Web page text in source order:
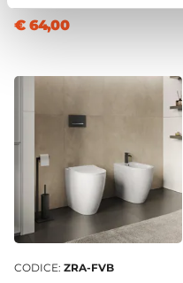
Dimensione Lavabo
61 x 46,5 cm
44 x 26,5 cm
13 cm
Posizione Lavabo
Centro
Foro Troppopieno
Sì
Predisposizione Fori
Forato
€ 64,00
CODICE: ZRA-FVB